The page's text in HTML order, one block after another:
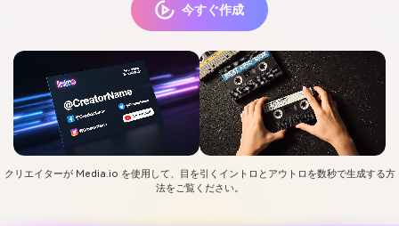
今すぐ作成
クリエイターが Media.io を使用して、目を引くイントロとアウトロを数秒で生成する方
法をご覧ください。